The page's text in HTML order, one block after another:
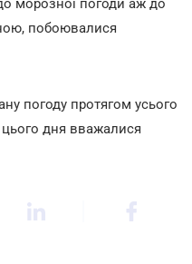
морозної погоди аж до
побоювалися
погоду протягом усього
дня вважалися